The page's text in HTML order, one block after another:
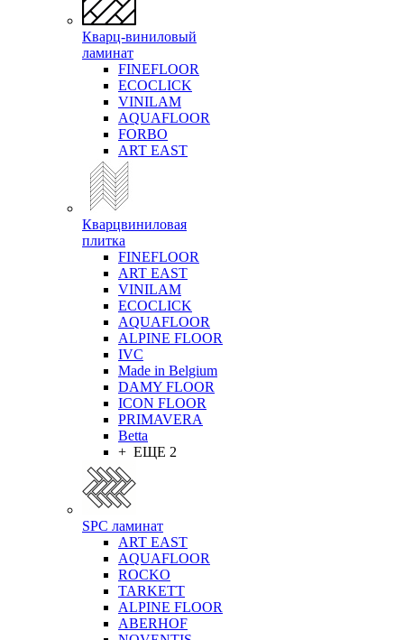
Кварц-виниловый
ламинат
FINEFLOOR
ECOCLICK
VINILAM
AQUAFLOOR
FORBO
ART EAST
Кварцвиниловая
плитка
FINEFLOOR
ART EAST
VINILAM
ECOCLICK
AQUAFLOOR
ALPINE FLOOR
IVC
Made in Belgium
DAMY FLOOR
ICON FLOOR
PRIMAVERA
Betta
+ ЕЩЕ 2
SPC ламинат
ART EAST
AQUAFLOOR
ROCKO
TARKETT
ALPINE FLOOR
ABERHOF